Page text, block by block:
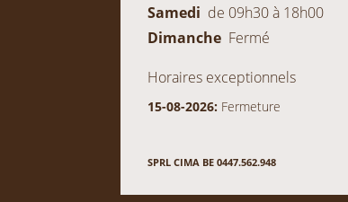
Samedi de 09h30 à 18h00
Dimanche Fermé
Horaires exceptionnels
15-08-2026: Fermeture
SPRL CIMA BE 0447.562.948